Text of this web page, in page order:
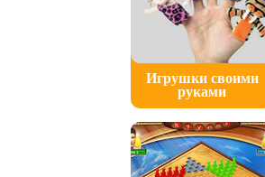
Игрушки своими
руками